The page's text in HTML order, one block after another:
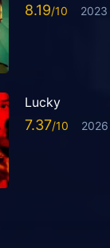
8.19 2023
Lucky
7.37 2026